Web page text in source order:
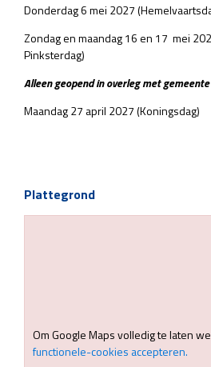
Donderdag 6 mei 2027
Zondag en maandag 16 en 17 mei
Pinksterdag)
Alleen geopend in overleg met
Maandag 27 april 2027 (Koningsdag)
Plattegrond
Om Google Maps volledig te laten
functionele-cookies accepteren.